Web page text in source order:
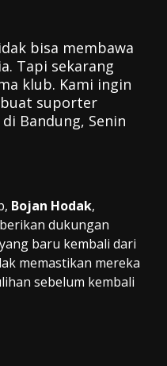
bisa membawa
Tapi sekarang
klub. Kami ingin
suporter
Bandung, Senin
Bojan Hodak,
dukungan
baru kembali dari
memastikan mereka
sebelum kembali